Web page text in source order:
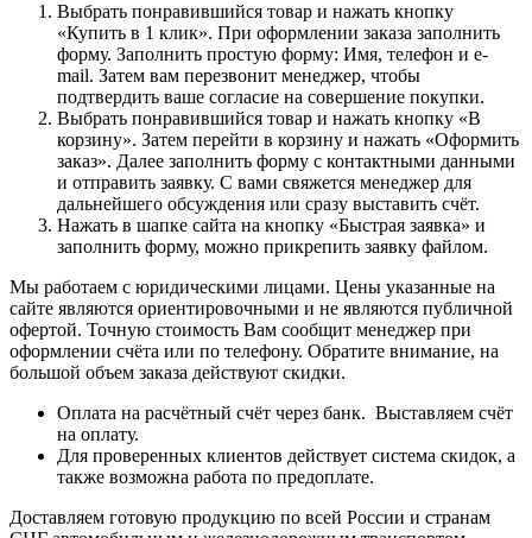
Выбрать понравившийся товар и нажать кнопку
«Купить в 1 клик». При оформлении заказа заполнить
форму. Заполнить простую форму: Имя, телефон и e-
mail. Затем вам перезвонит менеджер, чтобы
подтвердить ваше согласие на совершение покупки.
Выбрать понравившийся товар и нажать кнопку «В
корзину». Затем перейти в корзину и нажать «Оформить
заказ». Далее заполнить форму с контактными данными
и отправить заявку. С вами свяжется менеджер для
дальнейшего обсуждения или сразу выставить счёт.
Нажать в шапке сайта на кнопку «Быстрая заявка» и
заполнить форму, можно прикрепить заявку файлом.
Мы работаем с юридическими лицами. Цены указанные на
сайте являются ориентировочными и не являются публичной
офертой. Точную стоимость Вам сообщит менеджер при
оформлении счёта или по телефону. Обратите внимание, на
большой объем заказа действуют скидки.
Оплата на расчётный счёт через банк. Выставляем счёт
на оплату.
Для проверенных клиентов действует система скидок, а
также возможна работа по предоплате.
Доставляем готовую продукцию по всей России и странам